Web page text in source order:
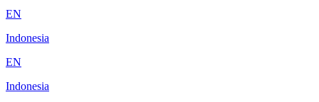
EN
Indonesia
EN
Indonesia